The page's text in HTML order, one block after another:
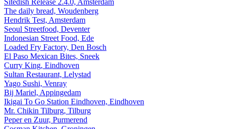
Sitedish Release 2.4.0, Amsterdam
The daily bread, Woudenberg
Hendrik Test, Amsterdam
Seoul Streetfood, Deventer
Indonesian Street Food, Ede
Loaded Fry Factory, Den Bosch
El Paso Mexican Bites, Sneek
Curry King, Eindhoven
Sultan Restaurant, Lelystad
Yago Sushi, Venray
Bij Mariel, Appingedam
Ikigai To Go Station Eindhoven, Eindhoven
Mr. Chikin Tilburg, Tilburg
Peper en Zuur, Purmerend